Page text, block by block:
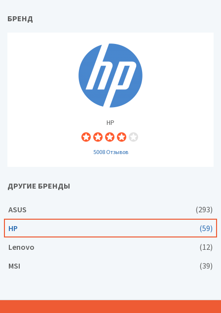
БРЕНД
HP
5008 Отзывов
ДРУГИЕ БРЕНДЫ
ASUS
(293)
HP
(59)
Lenovo
(12)
MSI
(39)